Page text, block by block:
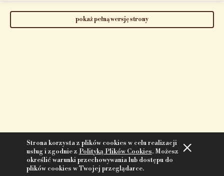
Strona korzysta z plików cookies w celu realizacji
usług i zgodnie z Polityką Plików Cookies. Możesz
określić warunki przechowywania lub dostępu do
plików cookies w Twojej przeglądarce.
pokaż pełną wersję strony